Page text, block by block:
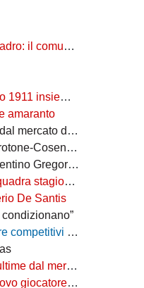
il comunicato
stagione 2026/27
amaranto
della Juventus
il 16 agosto
Tanco
2026/2027
De Santis
sguardo sempre verso l'alto"
di Eccellenza
biancorosso